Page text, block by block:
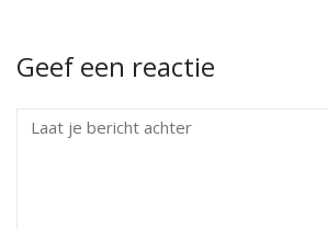
Geef een reactie